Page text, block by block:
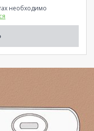
необходимо